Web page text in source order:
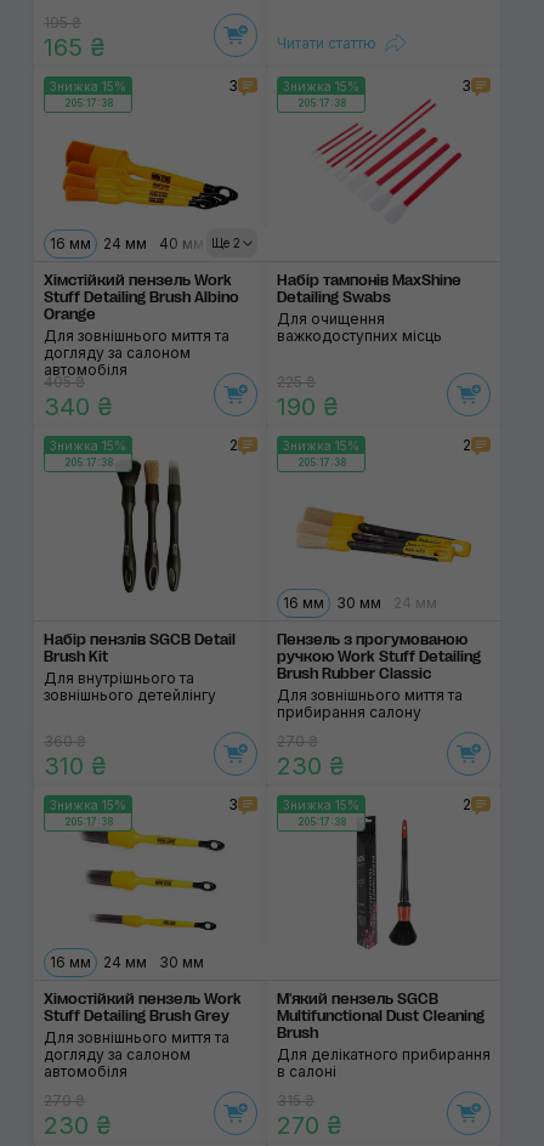
195 ₴
165 ₴ Читати статтю
Знижка 15%
205:17:38
3
Ще 2
16 мм 24 мм 40 мм 30 мм
Хімстійкий пензель Work
Stuff Detailing Brush Albino
Orange
Для зовнішнього миття та
догляду за салоном
автомобіля
405 ₴
340 ₴
Знижка 15%
205:17:38
3
Набір тампонів MaxShine
Detailing Swabs
Для очищення
важкодоступних місць
225 ₴
190 ₴
Знижка 15%
205:17:38
2
Набір пензлів SGCB Detail
Brush Kit
Для внутрішнього та
зовнішнього детейлінгу
360 ₴
310 ₴
Знижка 15%
205:17:38
2
16 мм 30 мм 24 мм
Пензель з прогумова­ною
ручкою Work Stuff Detailing
Brush Rubber Classic
Для зовнішнього миття та
прибирання салону
270 ₴
230 ₴
Знижка 15%
205:17:38
3
16 мм 24 мм 30 мм
Хімостійкий пензель Work
Stuff Detailing Brush Grey
Для зовнішнього миття та
догляду за салоном
автомобіля
270 ₴
230 ₴
Знижка 15%
205:17:38
2
М'який пензель SGCB
Multifunctional Dust Cleaning
Brush
Для делікатного прибирання
в салоні
315 ₴
270 ₴